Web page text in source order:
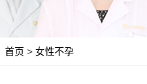
首页 > 女性不孕